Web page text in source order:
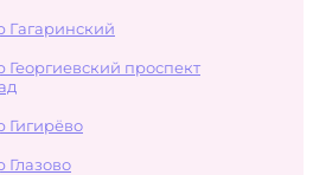
Гагаринский
Георгиевский проспект
Гигирёво
Глазово